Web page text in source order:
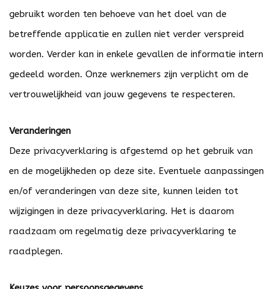
gebruikt worden ten behoeve van het doel van de
betreffende applicatie en zullen niet verder verspreid
worden. Verder kan in enkele gevallen de informatie intern
gedeeld worden. Onze werknemers zijn verplicht om de
vertrouwelijkheid van jouw gegevens te respecteren.
Veranderingen
Deze privacyverklaring is afgestemd op het gebruik van
en de mogelijkheden op deze site. Eventuele aanpassingen
en/of veranderingen van deze site, kunnen leiden tot
wijzigingen in deze privacyverklaring. Het is daarom
raadzaam om regelmatig deze privacyverklaring te
raadplegen.